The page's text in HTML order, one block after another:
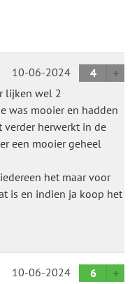
10-06-2024
4
lijken wel 2
was mooier en hadden
verder herwerkt in de
een mooier geheel
het maar voor
is en indien ja koop het
10-06-2024
6